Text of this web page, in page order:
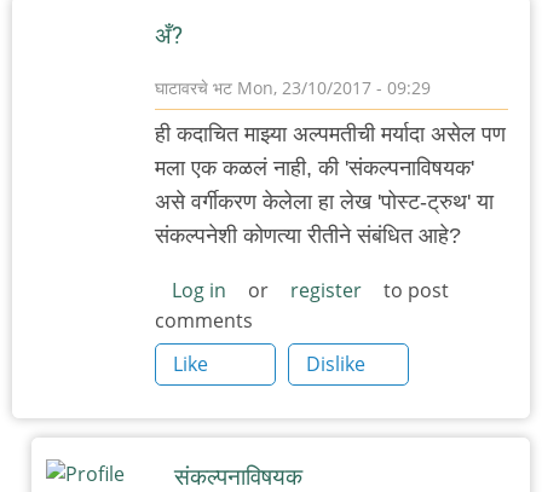
अजो१२३
अँ?
घाटावरचे भट Mon, 23/10/2017 - 09:29
ही कदाचित माझ्या अल्पमतीची मर्यादा असेल पण
मला एक कळलं नाही, की 'संकल्पनाविषयक'
असे वर्गीकरण केलेला हा लेख 'पोस्ट-ट्रुथ' या
संकल्पनेशी कोणत्या रीतीने संबंधित आहे?
Log in or register
to post
comments
Like
Dislike
संकल्पनाविषयक